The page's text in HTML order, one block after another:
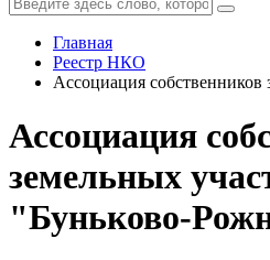
Главная
Реестр НКО
Ассоциация собственников
Ассоциация
земельных
"Буньково-